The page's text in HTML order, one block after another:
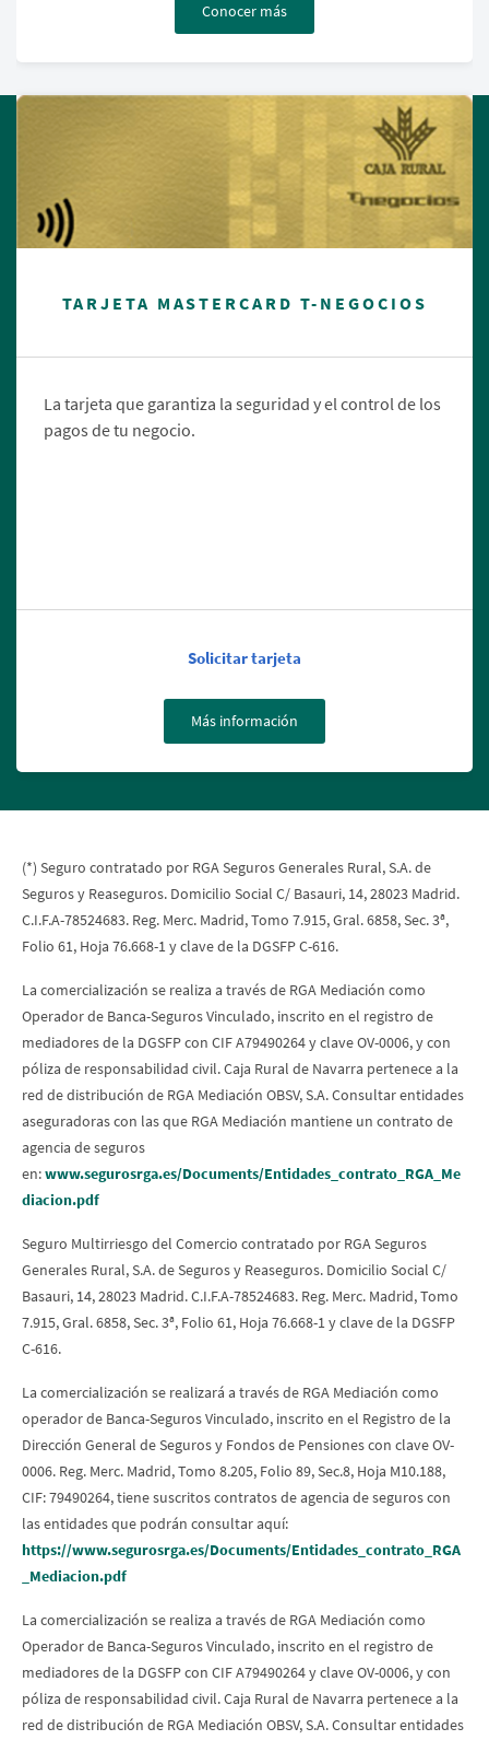
Conocer más
TARJETA MASTERCARD T-NEGOCIOS
La tarjeta que garantiza la seguridad y el control de los
pagos de tu negocio.
Solicitar tarjeta
Más información
(*) Seguro contratado por RGA Seguros Generales Rural, S.A. de
Seguros y Reaseguros. Domicilio Social C/ Basauri, 14, 28023 Madrid.
C.I.F.A-78524683. Reg. Merc. Madrid, Tomo 7.915, Gral. 6858, Sec. 3ª,
Folio 61, Hoja 76.668-1 y clave de la DGSFP C-616.
La comercialización se realiza a través de RGA Mediación como
Operador de Banca-Seguros Vinculado, inscrito en el registro de
mediadores de la DGSFP con CIF A79490264 y clave OV-0006, y con
póliza de responsabilidad civil. Caja Rural de Navarra pertenece a la
red de distribución de RGA Mediación OBSV, S.A. Consultar entidades
aseguradoras con las que RGA Mediación mantiene un contrato de
agencia de seguros
en:www.segurosrga.es/Documents/Entidades_contrato_RGA_Me
diacion.pdf
Seguro Multirriesgo del Comercio contratado por RGA Seguros
Generales Rural, S.A. de Seguros y Reaseguros. Domicilio Social C/
Basauri, 14, 28023 Madrid. C.I.F.A-78524683. Reg. Merc. Madrid, Tomo
7.915, Gral. 6858, Sec. 3ª, Folio 61, Hoja 76.668-1 y clave de la DGSFP
C-616.
La comercialización se realizará a través de RGA Mediación como
operador de Banca-Seguros Vinculado, inscrito en el Registro de la
Dirección General de Seguros y Fondos de Pensiones con clave OV-
0006. Reg. Merc. Madrid, Tomo 8.205, Folio 89, Sec.8, Hoja M10.188,
CIF: 79490264, tiene suscritos contratos de agencia de seguros con
las entidades que podrán consultar aquí:
https://www.segurosrga.es/Documents/Entidades_contrato_RGA
_Mediacion.pdf
La comercialización se realiza a través de RGA Mediación como
Operador de Banca-Seguros Vinculado, inscrito en el registro de
mediadores de la DGSFP con CIF A79490264 y clave OV-0006, y con
póliza de responsabilidad civil. Caja Rural de Navarra pertenece a la
red de distribución de RGA Mediación OBSV, S.A. Consultar entidades